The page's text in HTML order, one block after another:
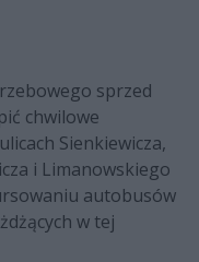
sprzed
chwilowe
Sienkiewicza,
i Limanowskiego
autobusów
w tej